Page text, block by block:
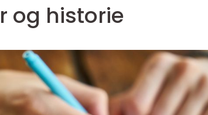
og historie